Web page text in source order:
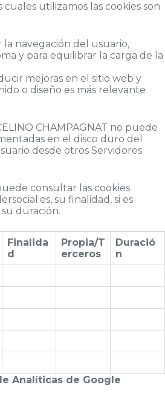
cuales utilizamos las cookies son
la navegación del usuario,
y para equilibrar la carga de la
mejoras en el sitio web y
o diseño es más relevante
CHAMPAGNAT no puede
en el disco duro del
desde otros Servidores
consultar las cookies
su finalidad, si es
duración.
Finalida
d
Propia/T
erceros
Duració
n
Analíticas de Google